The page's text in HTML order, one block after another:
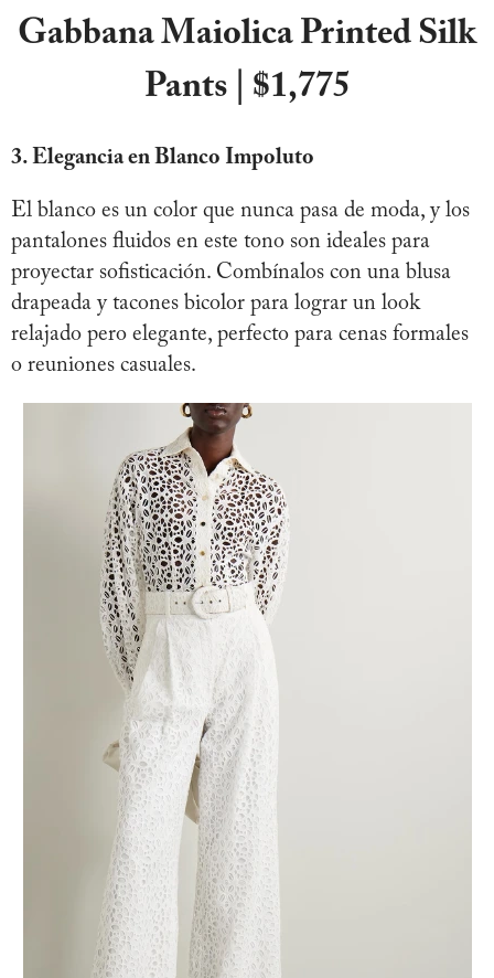
Gabbana Maiolica Printed Silk
Pants | $1,775
3. Elegancia en Blanco Impoluto
El blanco es un color que nunca pasa de moda, y los
pantalones fluidos en este tono son ideales para
proyectar sofisticación. Combínalos con una blusa
drapeada y tacones bicolor para lograr un look
relajado pero elegante, perfecto para cenas formales
o reuniones casuales.